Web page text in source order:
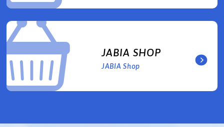
JABIA SHOP
JABIA Shop